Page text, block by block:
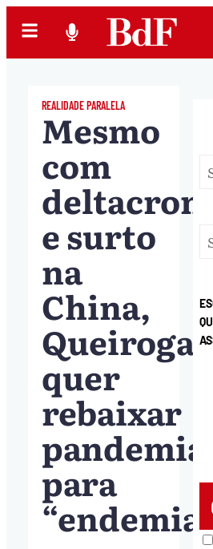
REALIDADE PARALELA
Mesmo
com
deltacron
e surto
na
China,
Queiroga
quer
rebaixar
pandemia
para